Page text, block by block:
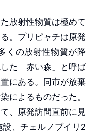
放射性物質は極めて
。プリピャチは原発
くの放射性物質が降
た「赤い森」と呼ば
にある。同市が放棄
によるものだった。
、原発訪問直前に見
、チェルノブイリ2